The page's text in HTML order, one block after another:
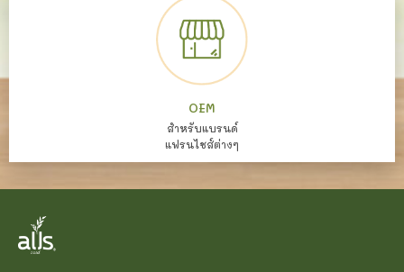
OEM
สำหรับแบรนด์
แฟรนไชส์ต่างๆ